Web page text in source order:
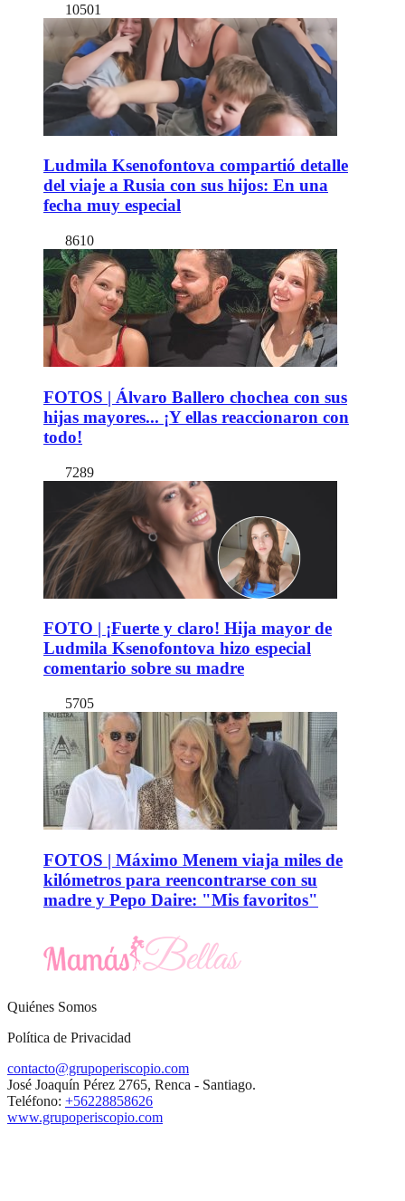
10501
Ludmila Ksenofontova compartió detalle
del viaje a Rusia con sus hijos: En una
fecha muy especial
8610
FOTOS | Álvaro Ballero chochea con sus
hijas mayores... ¡Y ellas reaccionaron con
todo!
7289
FOTO | ¡Fuerte y claro! Hija mayor de
Ludmila Ksenofontova hizo especial
comentario sobre su madre
5705
FOTOS | Máximo Menem viaja miles de
kilómetros para reencontrarse con su
madre y Pepo Daire: "Mis favoritos"
Quiénes Somos
Política de Privacidad
contacto@grupoperiscopio.com
José Joaquín Pérez 2765, Renca - Santiago.
Teléfono: +56228858626
www.grupoperiscopio.com